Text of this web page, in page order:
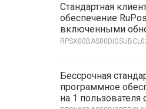
Стандартная
обеспечение
включенными
Бессрочная
программное
на 1